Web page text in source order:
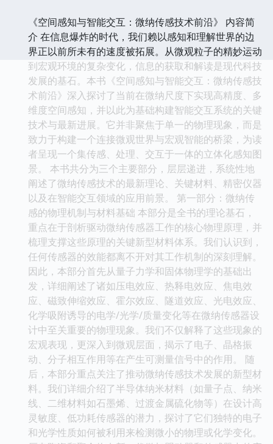
《空间感知与智能交互：微纳传感技术前沿》 内容简
介 在信息爆炸的时代，我们赖以感知和理解世界的边
界正以前所未有的速度被拓展。从微观粒子的精妙运动
到宏观环境的复杂变化，信息的获取和解读是现代科技
发展的基石。本书《空间感知与智能交互：微纳传感技
术前沿》深入探讨了当前在微纳尺度下实现高精度、多
维度空间感知，并以此为基础构建智能交互系统的关键
技术与最新进展。它并非聚焦于单一的物理现象，而是
致力于构建一个连接微观世界与宏观智能的桥梁，为读
者呈现一个集传感、处理、交互于一体的立体化感知图
景。 本书共分为三个主要部分，层层递进，系统性地
阐述了微纳传感技术的最新理论、关键材料、精密仪器
以及在智能交互领域的应用前景。 第一部分：微纳传
感的物理机制与材料基础 本部分是全书的理论基石，
重点在于剖析驱动微纳传感器工作的核心物理原理，并
梳理支撑这些原理的关键新型材料体系。我们认识到，
任何传感器的效能都离不开对其工作机制的深刻理解。
因此，本部分首先从量子力学和固体物理学的基础出
发，详细阐述了诸如压电效应、热释电效应、焦电效
应、磁致伸缩效应、霍尔效应、隧道效应、光电效应、
化学吸附诱导的电学/光学/质量变化等在微纳传感器设
计中至关重要的物理现象。我们不仅解释了这些现象的
宏观表现，更深入到微观层面，揭示了电子、晶格振
动、分子相互作用等在产生可测量信号中的作用。 随
后，本部分重点关注了推动微纳传感技术发展的新型材
料。我们详细介绍了半导体纳米材料（如量子点、纳米
线、二维材料如石墨烯、过渡金属硫化物等）在设计高
灵敏度、低功耗传感器的潜力，探讨了它们独特的电子
和光学性质如何被利用来检测微小的物理或化学变化。